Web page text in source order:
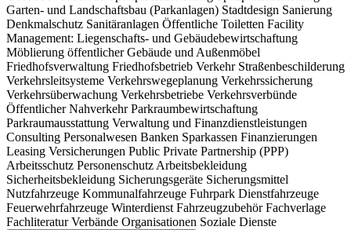
Garten- und Landschaftsbau (Parkanlagen) Stadtdesign Sanierung
Denkmalschutz Sanitäranlagen Öffentliche Toiletten Facility
Management: Liegenschafts- und Gebäudebewirtschaftung
Möblierung öffentlicher Gebäude und Außenmöbel
Friedhofsverwaltung Friedhofsbetrieb Verkehr Straßenbeschilderung
Verkehrsleitsysteme Verkehrswegeplanung Verkehrssicherung
Verkehrsüberwachung Verkehrsbetriebe Verkehrsverbünde
Öffentlicher NahverkehrParkraumbewirtschaftung
Parkraumausstattung Verwaltung und Finanzdienstleistungen
Consulting Personalwesen Banken Sparkassen Finanzierungen
Leasing Versicherungen Public Private Partnership (PPP)
Arbeitsschutz Personenschutz Arbeitsbekleidung
Sicherheitsbekleidung Sicherungsgeräte Sicherungsmittel
Nutzfahrzeuge Kommunalfahrzeuge Fuhrpark Dienstfahrzeuge
Feuerwehrfahrzeuge Winterdienst FahrzeugzubehörFachverlage
FachliteraturVerbände Organisationen Soziale Dienste